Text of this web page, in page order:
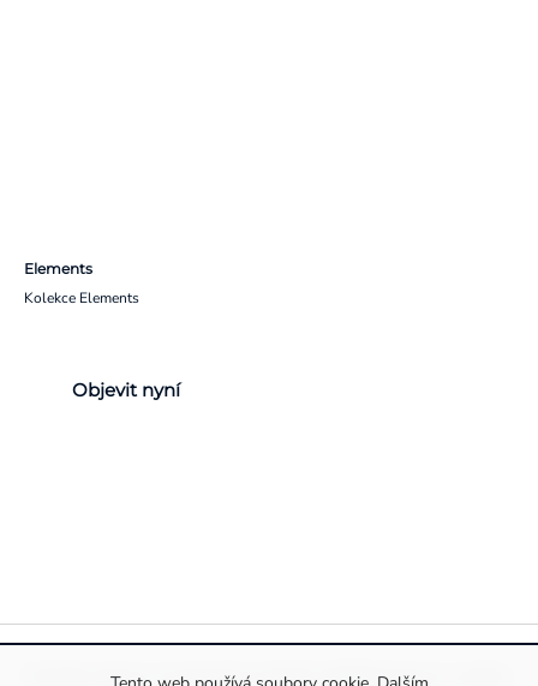
Elements
Kolekce Elements
Objevit nyní
Pravidla ochrany a zpracování osobních údajůInformace o cookies